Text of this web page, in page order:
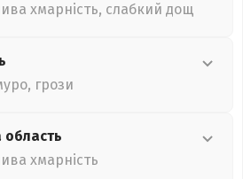
хмарність, слабкий дощ
грози
область
хмарність